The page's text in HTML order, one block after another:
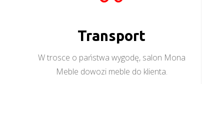
Transport
W trosce o państwa wygodę, salon Mona
Meble dowozi meble do klienta.